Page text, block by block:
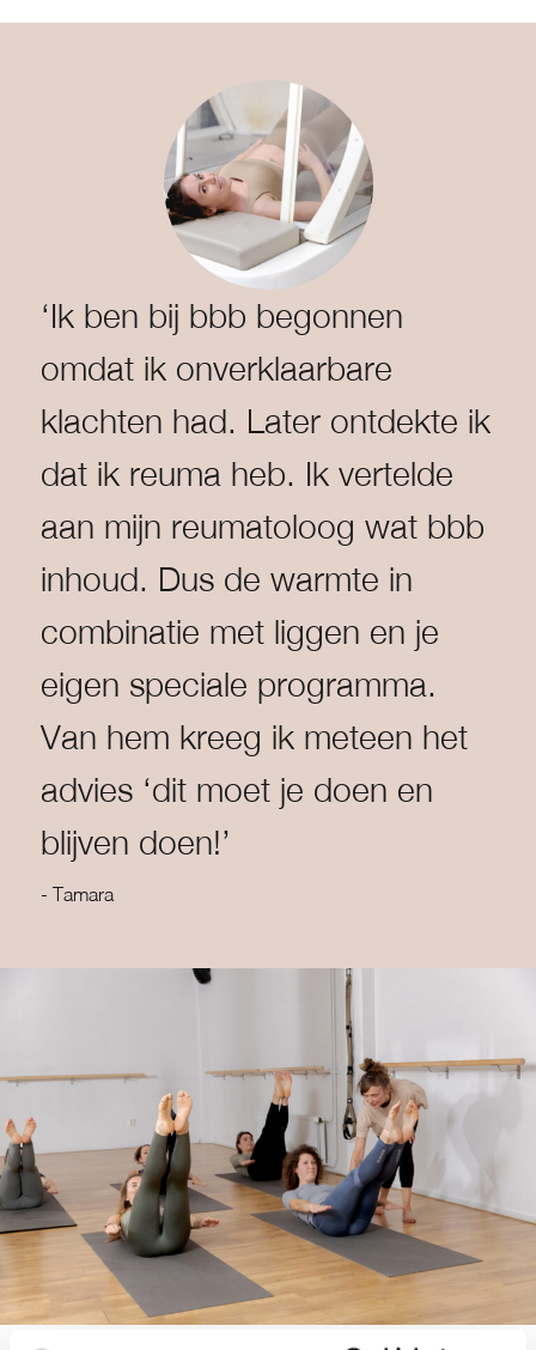
‘Ik ben bij bbb begonnen
omdat ik onverklaarbare
klachten had. Later ontdekte ik
dat ik reuma heb. Ik vertelde
aan mijn reumatoloog wat bbb
inhoud. Dus de warmte in
combinatie met liggen en je
eigen speciale programma.
Van hem kreeg ik meteen het
advies ‘dit moet je doen en
blijven doen!’
- Tamara